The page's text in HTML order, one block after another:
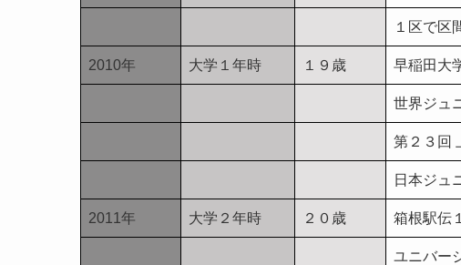
１区で区
2010年 大学１年時 １９歳 早稲田大
世界ジュ
第２３回
日本ジュ
2011年 大学２年時 ２０歳 箱根駅伝
ユニバー